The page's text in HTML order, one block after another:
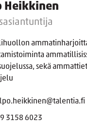
Heikkinen
sekä
3158 6023